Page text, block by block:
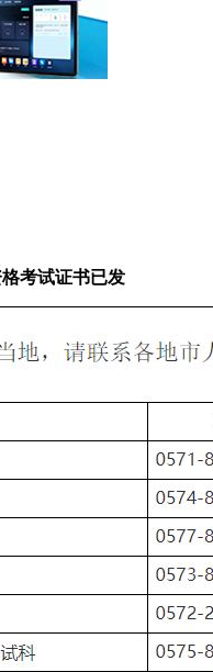
考试证书已发